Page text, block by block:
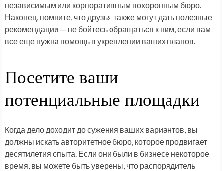
независимым или корпоративным похоронным бюро.
Наконец, помните, что друзья также могут дать полезные
рекомендации — не бойтесь обращаться к ним, если вам
все еще нужна помощь в укреплении ваших планов.
Посетите ваши
потенциальные площадки
Когда дело доходит до сужения ваших вариантов, вы
должны искать авторитетное бюро, которое продвигает
десятилетия опыта. Если они были в бизнесе некоторое
время, вы можете быть уверены, что распорядитель